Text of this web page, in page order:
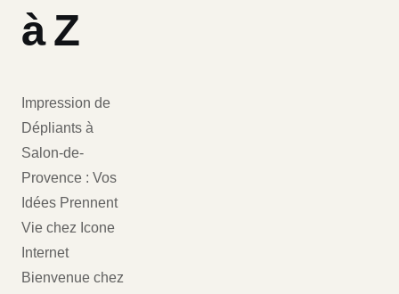
à Z
Impression de
Dépliants à
Salon-de-
Provence : Vos
Idées Prennent
Vie chez Icone
Internet
Bienvenue chez